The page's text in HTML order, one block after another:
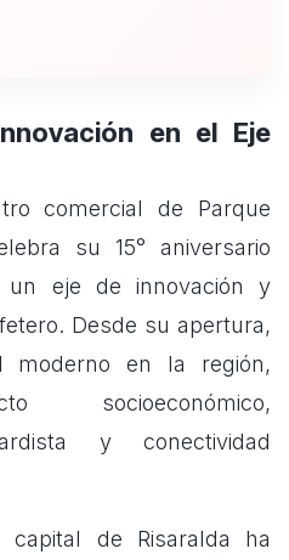
en el Eje
comercial de Parque
su 15° aniversario
un eje de innovación y
Desde su apertura,
moderno en la región,
socioeconómico,
y conectividad
de Risaralda ha